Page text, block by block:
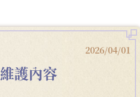
2026/04/01
護內容